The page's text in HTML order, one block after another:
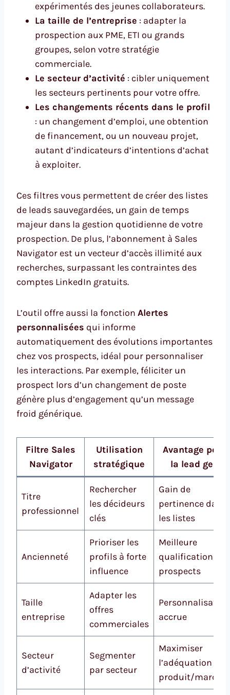
expérimentés des jeunes collaborateurs.
La taille de l’entreprise : adapter la
prospection aux PME, ETI ou grands
groupes, selon votre stratégie
commerciale.
Le secteur d’activité : cibler uniquement
les secteurs pertinents pour votre offre.
Les changements récents dans le profil
: un changement d’emploi, une obtention
de financement, ou un nouveau projet,
autant d’indicateurs d’intentions d’achat
à exploiter.
Ces filtres vous permettent de créer des listes
de leads sauvegardées, un gain de temps
majeur dans la gestion quotidienne de votre
prospection. De plus, l’abonnement à Sales
Navigator est un vecteur d’accès illimité aux
recherches, surpassant les contraintes des
comptes LinkedIn gratuits.
L’outil offre aussi la fonction Alertes
personnalisées qui informe
automatiquement des évolutions importantes
chez vos prospects, idéal pour personnaliser
les interactions. Par exemple, féliciter un
prospect lors d’un changement de poste
génère plus d’engagement qu’un message
froid générique.
Filtre Sales
Navigator
Utilisation
stratégique
Avantage pour
la lead gen
Titre
professionnel
Rechercher
les décideurs
clés
Gain de
pertinence dans
les listes
Ancienneté
Prioriser les
profils à forte
influence
Meilleure
qualification des
prospects
Taille
entreprise
Adapter les
offres
commerciales
Personnalisation
accrue
Secteur
d’activité
Segmenter
par secteur
Maximiser
l’adéquation
produit/marché